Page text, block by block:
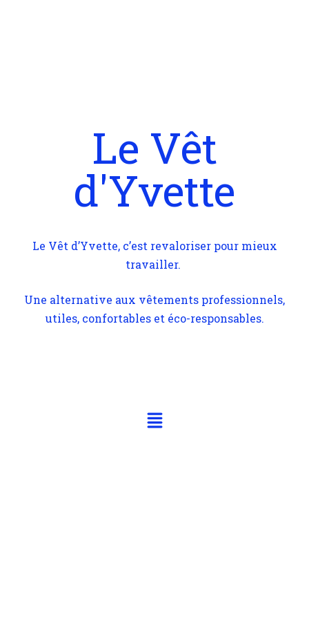
Le Vêt
d'Yvette
Le Vêt d’Yvette, c’est revaloriser pour mieux
travailler.
Une alternative aux vêtements professionnels,
utiles, confortables et éco-responsables.